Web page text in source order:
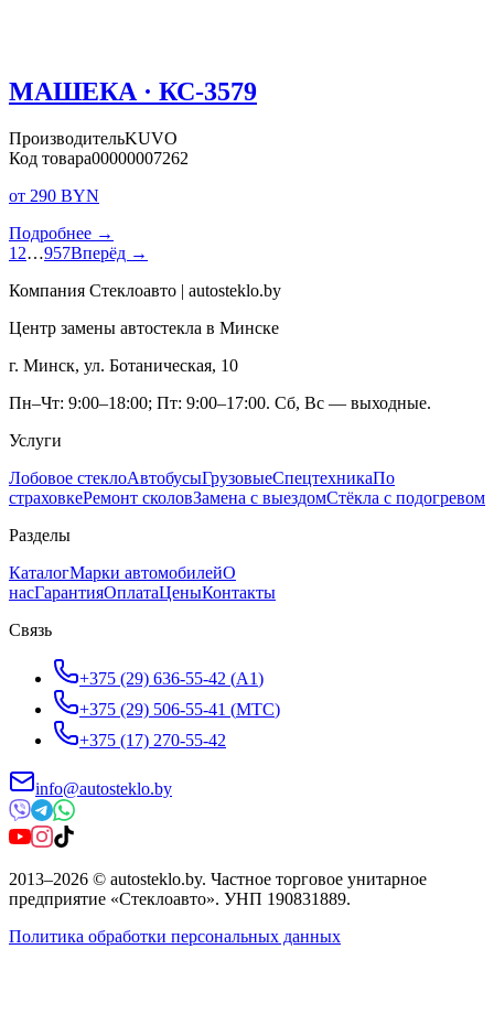
МАШЕКА · КС-3579
ПроизводительKUVO
Код товара00000007262
от 290 BYN
Подробнее →
1 2…957Вперёд →
Компания Стеклоавто | autosteklo.by
Центр замены автостекла в Минске
г. Минск, ул. Ботаническая, 10
Пн–Чт: 9:00–18:00; Пт: 9:00–17:00. Сб, Вс — выходные.
Услуги
Лобовое стеклоАвтобусыГрузовыеСпецтехникаПо
страховкеРемонт сколовЗамена с выездомСтёкла с подогревом
Разделы
КаталогМарки автомобилейО
насГарантияОплатаЦеныКонтакты
Связь
+375 (29) 636-55-42 (A1)
+375 (29) 506-55-41 (МТС)
+375 (17) 270-55-42
info@autosteklo.by
2013–2026 © autosteklo.by. Частное торговое унитарное
предприятие «Стеклоавто». УНП 190831889.
Политика обработки персональных данных